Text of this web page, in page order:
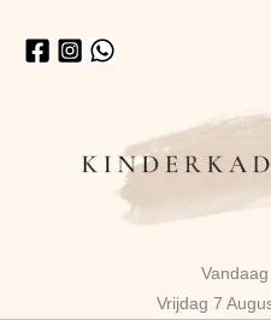
naar
Vrijdag 7